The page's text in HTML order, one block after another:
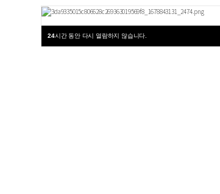
24시간 동안 다시 열람하지 않습니다.